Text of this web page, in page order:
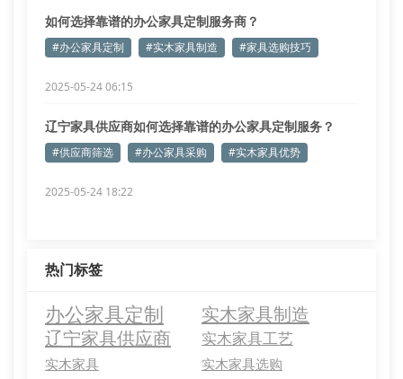
如何选择靠谱的办公家具定制服务商？
#办公家具定制 #实木家具制造 #家具选购技巧
2025-05-24 06:15
辽宁家具供应商如何选择靠谱的办公家具定制服务？
#供应商筛选 #办公家具采购 #实木家具优势
2025-05-24 18:22
热门标签
办公家具定制 实木家具制造
辽宁家具供应商 实木家具工艺
实木家具
实木家具选购